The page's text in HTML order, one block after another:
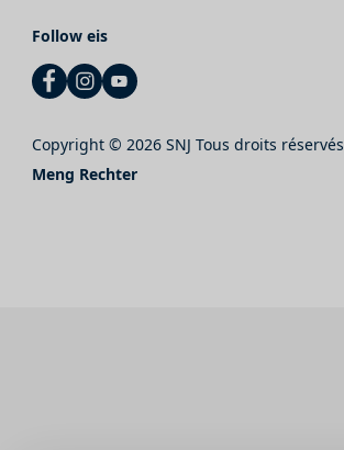
Follow eis
Copyright © 2026 SNJ Tous droits réservés
Meng Rechter